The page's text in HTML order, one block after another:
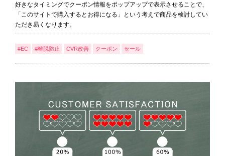
好きなタイミングでクーポン情報をポップアップで表示させることで、
「このサイトで購入するとお得になる」という考えで商品を検討してい
ただき易くなります。
#EC #離脱防止 CVR改善 クーポン セール